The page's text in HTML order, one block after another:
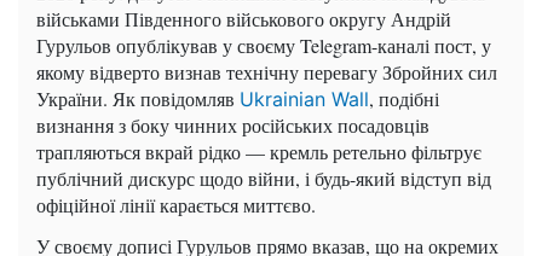
військами Південного військового округу Андрій
Гурульов опублікував у своєму Telegram-каналі пост, у
якому відверто визнав технічну перевагу Збройних сил
України. Як повідомляв Ukrainian Wall, подібні
визнання з боку чинних російських посадовців
трапляються вкрай рідко — кремль ретельно фільтрує
публічний дискурс щодо війни, і будь-який відступ від
офіційної лінії карається миттєво.
У своєму дописі Гурульов прямо вказав, що на окремих